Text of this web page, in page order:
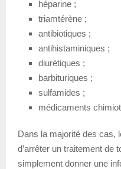
héparine ;
triamtérène ;
antibiotiques ;
antihistaminiques ;
diurétiques ;
barbituriques ;
sulfamides ;
médicaments
Dans la majorité des cas,
d’arrêter un traitement de
simplement donner une